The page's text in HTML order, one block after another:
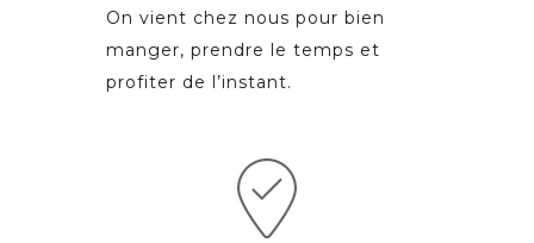
On vient chez nous pour bien
manger, prendre le temps et
profiter de l’instant.